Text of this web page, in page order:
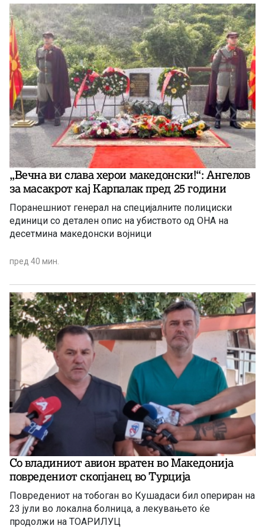
„Вечна ви слава херои македонски!“: Ангелов
за масакрот кај Карпалак пред 25 години
Поранешниот генерал на специјалните полициски
единици со детален опис на убиството од ОНА на
десетмина македонски војници
пред 40 мин.
Со владиниот авион вратен во Македонија
повредениот скопјанец во Турција
Повредениот на тобоган во Кушадаси бил опериран на
23 јули во локална болница, а лекувањето ќе
продолжи на ТОАРИЛУЦ